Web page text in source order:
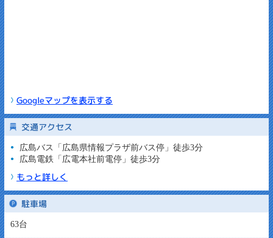
Googleマップを表示する
交通アクセス
広島バス「広島県情報プラザ前バス停」徒歩3分
広島電鉄「広電本社前電停」徒歩3分
もっと詳しく
駐車場
63台